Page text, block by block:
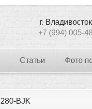
г.
+7 (994) 005-
Статьи Фото
280-BJK